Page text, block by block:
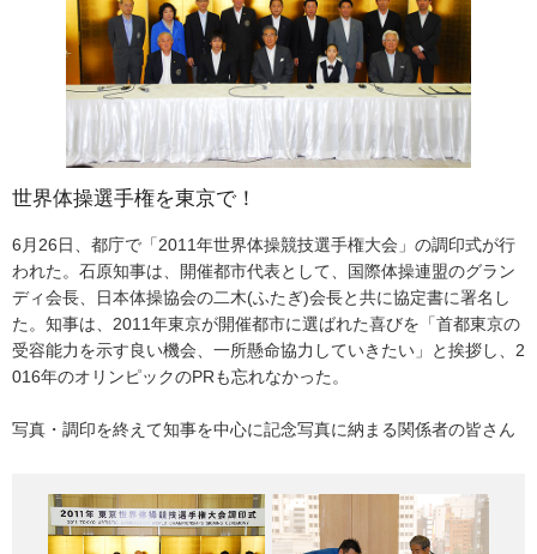
世界体操選手権を東京で！
6月26日、都庁で「2011年世界体操競技選手権大会」の調印式が行
われた。石原知事は、開催都市代表として、国際体操連盟のグラン
ディ会長、日本体操協会の二木(ふたぎ)会長と共に協定書に署名し
た。知事は、2011年東京が開催都市に選ばれた喜びを「首都東京の
受容能力を示す良い機会、一所懸命協力していきたい」と挨拶し、2
016年のオリンピックのPRも忘れなかった。
写真・調印を終えて知事を中心に記念写真に納まる関係者の皆さん
スペースシャトル乗務員が知事表敬
世田谷区出身で、来年4月打ち上げ予定のスペースシャトル乗員、星
出彰彦氏(38)が、6月8日、都庁に石原知事を表敬訪問した。訓練服
姿で現れた星出氏は、知事としばし歓談、子供のころ「宇宙戦艦ヤ
マト」を見て、宇宙に憧れたことや、宇宙に対する期待や抱負など
を熱く語った。
出
猪瀬直樹氏、民間から副知事就任
6月28日、石原知事から、民間出身者として約60年ぶりとなる猪瀬
氏への副知事辞令交付が行われた。知事は「心強い助っ人が来てく
れて、ほっとしている」と期待を語れば、猪瀬副知事も「東京に元
気が出れば日本に元気がでる。住民としての立場を考えながら、副
知事の仕事をさせていただく」と抱負を述べ、がっちり握手をし
た。
初夏の谷戸に咲き競う「花しょうぶ」
青梅市吹上の「吹上しょうぶ公園」のハナショウブが、見ごろを迎
えた。貴重な谷戸を生かした2.1ヘクタールの同園には、江戸系や肥
後系など216品種、約10万本のハナショウブが、毎年5月下旬から6
月下旬にかけ咲き誇る。訪れた6月19日は、ちょうど「吹上花しょ
うぶまつり」が開催されていて、多くの人でにぎわっていた。